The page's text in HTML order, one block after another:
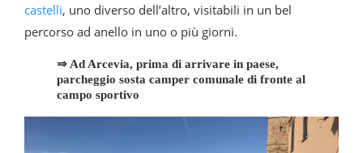
castelli, uno diverso dell’altro, visitabili in un bel
percorso ad anello in uno o più giorni.
⇒ Ad Arcevia, prima di arrivare in paese,
parcheggio sosta camper comunale di fronte al
campo sportivo